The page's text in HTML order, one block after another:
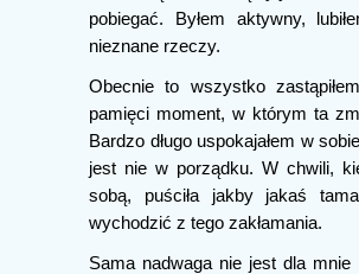
pobiegać. Byłem aktywny,
nieznane rzeczy.
Obecnie to wszystko
pamięci moment, w którym ta
Bardzo długo uspokajałem w
jest nie w porządku. W chwili,
sobą, puściła jakby jakaś
wychodzić z tego zakłamania.
Sama nadwaga nie jest dla